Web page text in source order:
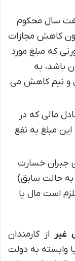
سال محکوم
کاهش مجازات
۱۳۹۹)، در صورتی که مبلغ مورد
باشد، به
و نیم کاهش می
مالی که در
مبلغ به نفع
جبران خسارت
به حالت سابق)
است مال یا
غیر از کارمندان
وابسته به دولت